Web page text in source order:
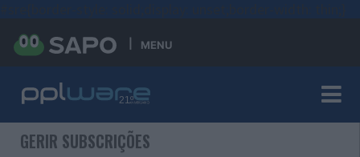
MENU
GERIR SUBSCRIÇÕES